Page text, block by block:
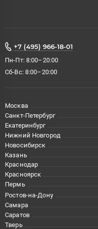
+7 (495) 966-18-01
Пн-Пт: 8:00–20:00
Сб-Вс: 8:00–20:00
Москва
Санкт-Петербург
Екатеринбург
Нижний Новгород
Новосибирск
Казань
Краснодар
Красноярск
Пермь
Ростов-на-Дону
Самара
Саратов
Тверь